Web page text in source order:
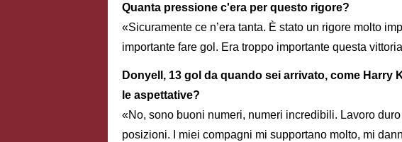
Quanta pressione c'era per questo rigore?
«Sicuramente ce n’era tanta. È stato un rigore molto
importante fare gol. Era troppo importante questa
Donyell, 13 gol da quando sei arrivato, come Harry
le aspettative?
«No, sono buoni numeri, numeri incredibili. Lavoro
posizioni. I miei compagni mi supportano molto, mi